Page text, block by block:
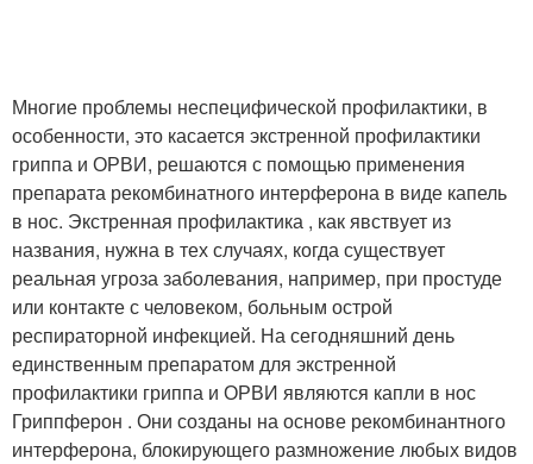
Многие проблемы неспецифической профилактики, в
особенности, это касается экстренной профилактики
гриппа и ОРВИ, решаются с помощью применения
препарата рекомбинатного интерферона в виде капель
в нос. Экстренная профилактика , как явствует из
названия, нужна в тех случаях, когда существует
реальная угроза заболевания, например, при простуде
или контакте с человеком, больным острой
респираторной инфекцией. На сегодняшний день
единственным препаратом для экстренной
профилактики гриппа и ОРВИ являются капли в нос
Гриппферон . Они созданы на основе рекомбинантного
интерферона, блокирующего размножение любых видов